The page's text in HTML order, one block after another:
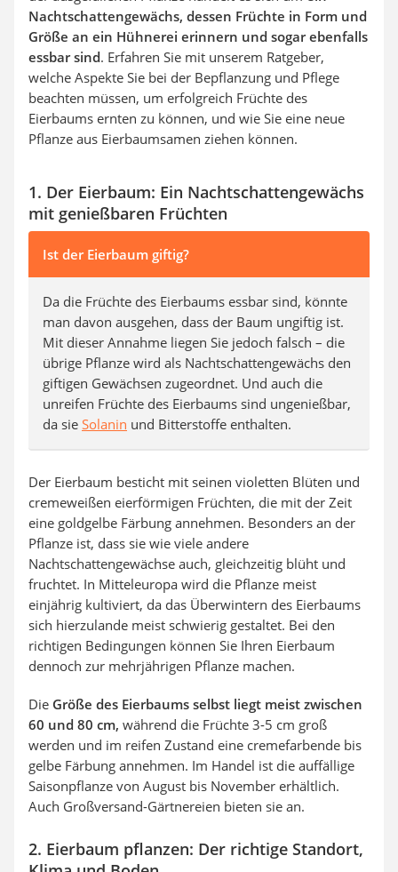
Nachtschattengewächs, dessen Früchte in Form und
Größe an ein Hühnerei erinnern und sogar ebenfalls
essbar sind. Erfahren Sie mit unserem Ratgeber,
welche Aspekte Sie bei der Bepflanzung und Pflege
beachten müssen, um erfolgreich Früchte des
Eierbaums ernten zu können, und wie Sie eine neue
Pflanze aus Eierbaumsamen ziehen können.
1. Der Eierbaum: Ein Nachtschattengewächs
mit genießbaren Früchten
Ist der Eierbaum giftig?
Da die Früchte des Eierbaums essbar sind, könnte
man davon ausgehen, dass der Baum ungiftig ist.
Mit dieser Annahme liegen Sie jedoch falsch – die
übrige Pflanze wird als Nachtschattengewächs den
giftigen Gewächsen zugeordnet. Und auch die
unreifen Früchte des Eierbaums sind ungenießbar,
da sie Solanin und Bitterstoffe enthalten.
Der Eierbaum besticht mit seinen violetten Blüten und
cremeweißen eierförmigen Früchten, die mit der Zeit
eine goldgelbe Färbung annehmen. Besonders an der
Pflanze ist, dass sie wie viele andere
Nachtschattengewächse auch, gleichzeitig blüht und
fruchtet. In Mitteleuropa wird die Pflanze meist
einjährig kultiviert, da das Überwintern des Eierbaums
sich hierzulande meist schwierig gestaltet. Bei den
richtigen Bedingungen können Sie Ihren Eierbaum
dennoch zur mehrjährigen Pflanze machen.
Die Größe des Eierbaums selbst liegt meist zwischen
60 und 80 cm, während die Früchte 3-5 cm groß
werden und im reifen Zustand eine cremefarbende bis
gelbe Färbung annehmen. Im Handel ist die auffällige
Saisonpflanze von August bis November erhältlich.
Auch Großversand-Gärtnereien bieten sie an.
2. Eierbaum pflanzen: Der richtige Standort,